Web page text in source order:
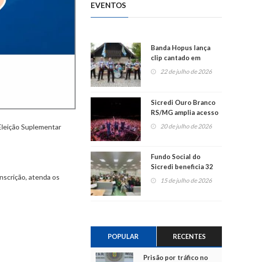
Suplementar
atenda os
EVENTOS
Banda Hopus lança
clip cantado em
alemão e inglês
22 de julho de 2026
Sicredi Ouro Branco
RS/MG amplia acesso
ao show dos 45 anos
para mais associados
20 de julho de 2026
Fundo Social do
Sicredi beneficia 32
projetos em
15 de julho de 2026
POPULAR RECENTES
Prisão por tráfico no